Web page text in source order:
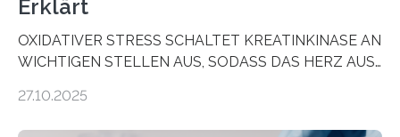
Erklärt
OXIDATIVER STRESS SCHALTET KREATINKINASE AN
WICHTIGEN STELLEN AUS, SODASS DAS HERZ AUS
aus dem Deutschen Zentrum für Herzinsuffizienz
27.10.2025